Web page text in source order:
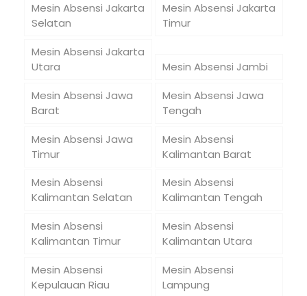
Mesin Absensi Jakarta
Selatan
Mesin Absensi Jakarta
Timur
Mesin Absensi Jakarta
Utara
Mesin Absensi Jambi
Mesin Absensi Jawa
Barat
Mesin Absensi Jawa
Tengah
Mesin Absensi Jawa
Timur
Mesin Absensi
Kalimantan Barat
Mesin Absensi
Kalimantan Selatan
Mesin Absensi
Kalimantan Tengah
Mesin Absensi
Kalimantan Timur
Mesin Absensi
Kalimantan Utara
Mesin Absensi
Kepulauan Riau
Mesin Absensi
Lampung